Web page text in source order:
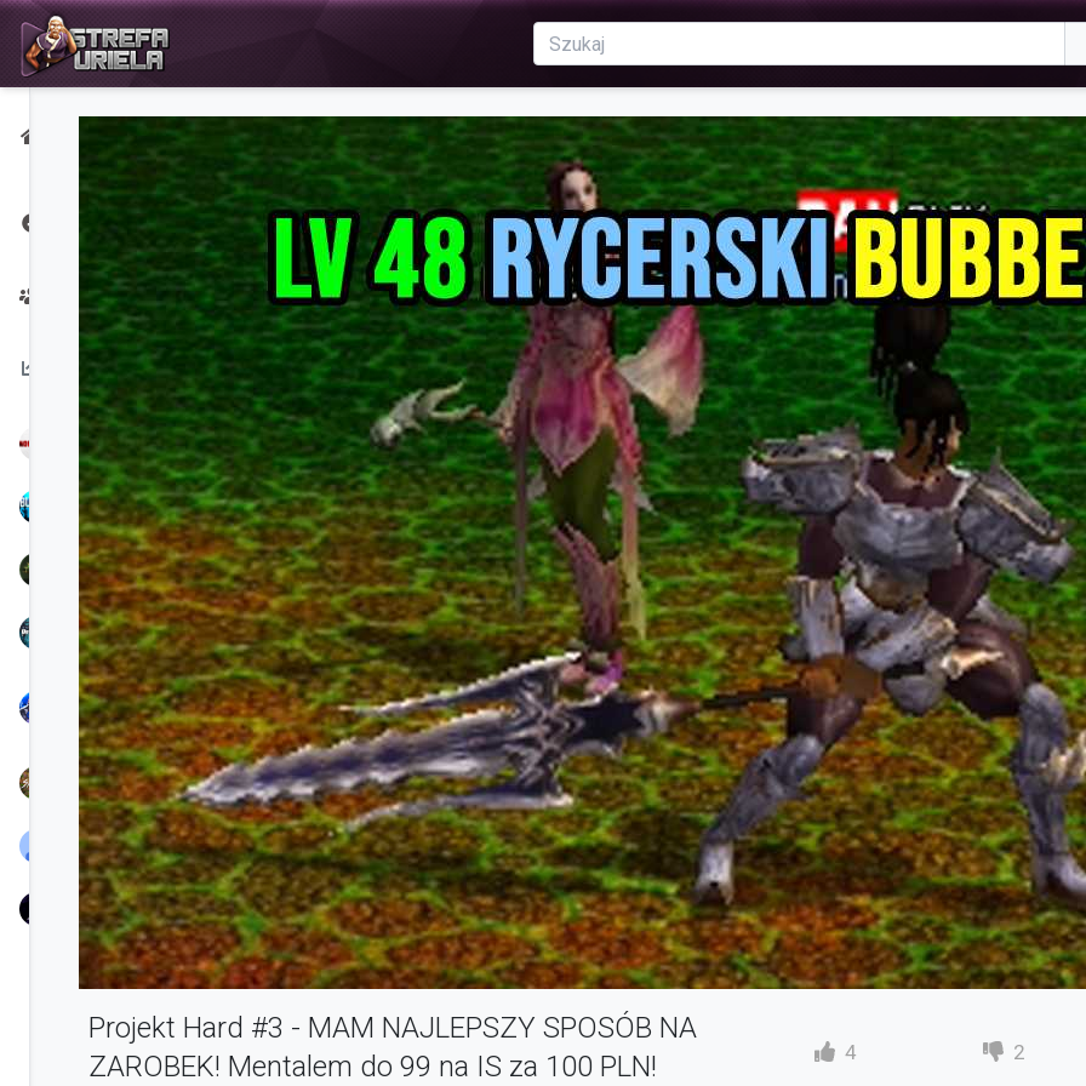
Strona
główna
Strona na
Facebooku
Twórcy
czasie:
NoPerfect
Bubbex
TreamProduction
KSIONRZE
Nayl
Chunjo
Speedy
BlassYaaTV
nowak
Projekt Hard #3 - MAM NAJLEPSZY SPOSÓB NA
ZAROBEK! Mentalem do 99 na IS za 100 PLN!
4 2